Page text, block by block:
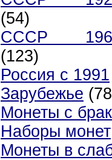
(54)
СССР
(123)
Россия с 1991
Зарубежье
Монеты с
Наборы монет
Монеты в